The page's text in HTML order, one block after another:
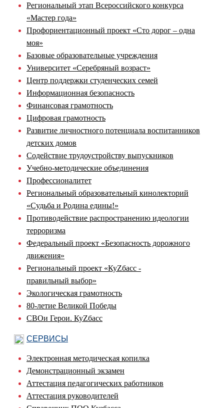
Региональный этап Всероссийского конкурса
«Мастер года»
Профориентационный проект «Сто дорог – одна
моя»
Базовые образовательные учреждения
Университет «Серебряный возраст»
Центр поддержки студенческих семей
Информационная безопасность
Финансовая грамотность
Цифровая грамотность
Развитие личностного потенциала воспитанников
детских домов
Содействие трудоустройству выпускников
Учебно-методические объединения
Профессионалитет
Региональный образовательный кинолекторий
«Судьба и Родина едины!»
Противодействие распространению идеологии
терроризма
Федеральный проект «Безопасность дорожного
движения»
Региональный проект «КуZбасс -
правильный выбор»
Экологическая грамотность
80-летие Великой Победы
СВОи Герои. КуZбасс
СЕРВИСЫ
Электронная методическая копилка
Демонстрационный экзамен
Аттестация педагогических работников
Аттестация руководителей